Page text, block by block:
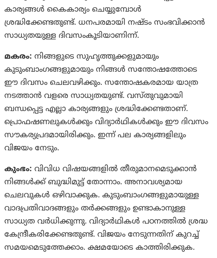
കാര്യങ്ങൾ കൈകാര്യം ചെയ്യുമ്പോൾ
ശ്രദ്ധിക്കേണ്ടതുണ്ട്. ധനപരമായി നഷ്‌ടം സംഭവിക്കാൻ
സാധ്യതയുള്ള ദിവസംകൂടിയാണിന്ന്.
മകരം: നിങ്ങളുടെ സുഹൃത്തുക്കളുമായും
കുടുംബാംഗങ്ങളുമായും നിങ്ങൾ സന്തോഷത്തോടെ
ഈ ദിവസം ചെലവഴിക്കും. സന്തോഷകരമായ യാത്ര
നടത്താൻ വളരെ സാധ്യതയുണ്ട്. വസ്‌തുവുമായി
ബന്ധപ്പെട്ട എല്ലാ കാര്യങ്ങളും ശ്രദ്ധിക്കേണ്ടതാണ്.
പ്രൊഫഷണലുകൾക്കും വിദ്യാർഥികൾക്കും ഈ ദിവസം
സൗകര്യപ്രദമായിരിക്കും. ഇന്ന് പല കാര്യങ്ങളിലും
വിജയം നേടും.
കുംഭം: വിവിധ വിഷയങ്ങളിൽ തീരുമാനമെടുക്കാൻ
നിങ്ങൾക്ക് ബുദ്ധിമുട്ട് തോന്നാം. അനാവശ്യമായ
ചെലവുകൾ ഒഴിവാക്കുക. കുടുംബാംഗങ്ങളുമായുള്ള
വാദപ്രതിവാദങ്ങളും തർക്കങ്ങളും ഉണ്ടാകാനുള്ള
സാധ്യത വർധിക്കുന്നു. വിദ്യാർഥികൾ പഠനത്തിൽ ശ്രദ്ധ
കേന്ദ്രീകരിക്കേണ്ടതുണ്ട്. വിജയം നേടുന്നതിന് കുറച്ച്
സമയമെടുത്തേക്കാം. ക്ഷമയോടെ കാത്തിരിക്കുക.